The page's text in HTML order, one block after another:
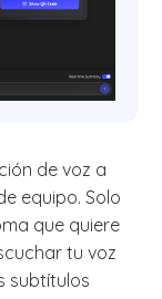
de voz a
equipo. Solo
que quiere
tu voz
subtítulos